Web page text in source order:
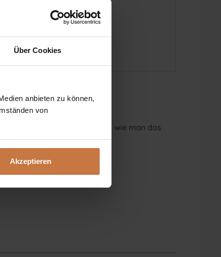
Über Cookies
anbieten zu können,
von
Akzeptieren
oder wollen nur wissen, wie man das